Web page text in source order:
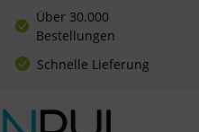
Über 30.000
Bestellungen
Schnelle Lieferung